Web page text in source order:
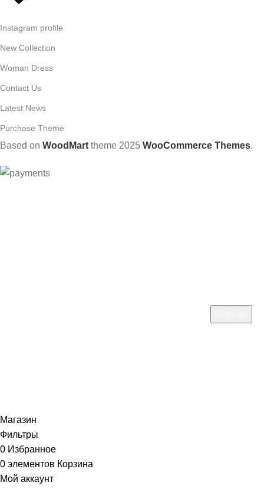
Instagram profile
New Collection
Woman Dress
Contact Us
Latest News
Purchase Theme
Based on WoodMart theme 2025 WooCommerce Themes.
Магазин
Фильтры
0 Избранное
0 элементов Корзина
Мой аккаунт